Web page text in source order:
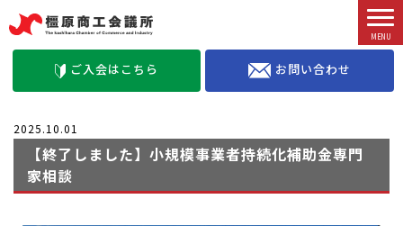
ご入会はこちら お問い合わせ
2025.10.01
【終了しました】小規模事業者持続化補助金専門
家相談